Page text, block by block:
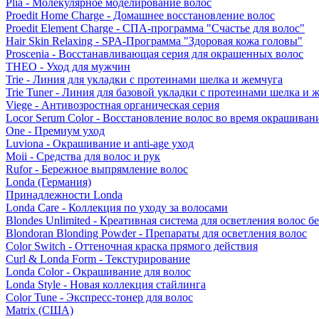
Plia - Молекулярное моделирование волос
Proedit Home Charge - Домашнее восстановление волос
Proedit Element Charge - СПА-программа "Счастье для волос"
Hair Skin Relaxing - SPA-Программа "Здоровая кожа головы"
Proscenia - Восстанавливающая серия для окрашенных волос
THEO - Уход для мужчин
Trie - Линия для укладки с протеинами шелка и жемчуга
Trie Tuner - Линия для базовой укладки с протеинами шелка и
Viege - Антивозростная органическая серия
Locor Serum Color - Восстановление волос во время
One - Премиум уход
Luviona - Окрашивание и anti-age уход
Moii - Средства для волос и рук
Rufor - Бережное выпрямление волос
Londa (Германия)
Принадлежности Londa
Londa Care - Коллекция по уходу за волосами
Blondes Unlimited - Креативная система для осветления волос
Blondoran Blonding Powder - Препараты для осветления волос
Color Switch - Оттеночная краска прямого действия
Curl & Londa Form - Текстурирование
Londa Color - Окрашивание для волос
Londa Style - Новая коллекция стайлинга
Color Tune - Экспресс-тонер для волос
Matrix (США)